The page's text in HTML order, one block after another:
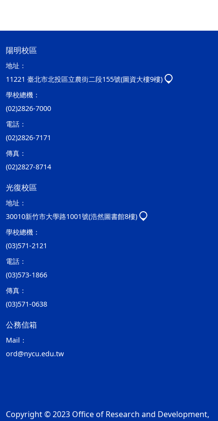
陽明校區
地址：
11221 臺北市北投區立農街二段155號(圖資大樓9樓)
學校總機：
(02)2826-7000
電話：
(02)2826-7171
傳真：
(02)2827-8714
光復校區
地址：
30010新竹市大學路1001號(浩然圖書館8樓)
學校總機：
(03)571-2121
電話：
(03)573-1866
傳真：
(03)571-0638
公務信箱
Mail：
ord@nycu.edu.tw
Copyright © 2023 Office of Research and Development,